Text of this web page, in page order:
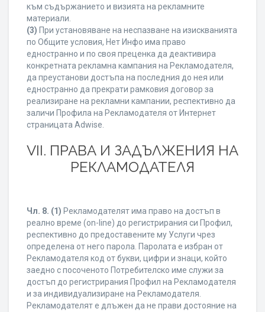
към съдържанието и визията на рекламните
материали.
(3) При установяване на неспазване на изискванията
по Общите условия, Нет Инфо има право
едностранно и по своя преценка да деактивира
конкретната рекламна кампания на Рекламодателя,
да преустанови достъпа на последния до нея или
едностранно да прекрати рамковия договор за
реализиране на рекламни кампании, респективно да
заличи Профила на Рекламодателя от Интернет
страницата Adwise.
VII. ПРАВА И ЗАДЪЛЖЕНИЯ НА
РЕКЛАМОДАТЕЛЯ
Чл. 8. (1) Рекламодателят има право на достъп в
реално време (on-line) до регистрирания си Профил,
респективно до предоставените му Услуги чрез
определена от него парола. Паролата е избран от
Рекламодателя код от букви, цифри и знаци, който
заедно с посоченото Потребителско име служи за
достъп до регистрирания Профил на Рекламодателя
и за индивидуализиране на Рекламодателя.
Рекламодателят е длъжен да не прави достояние на